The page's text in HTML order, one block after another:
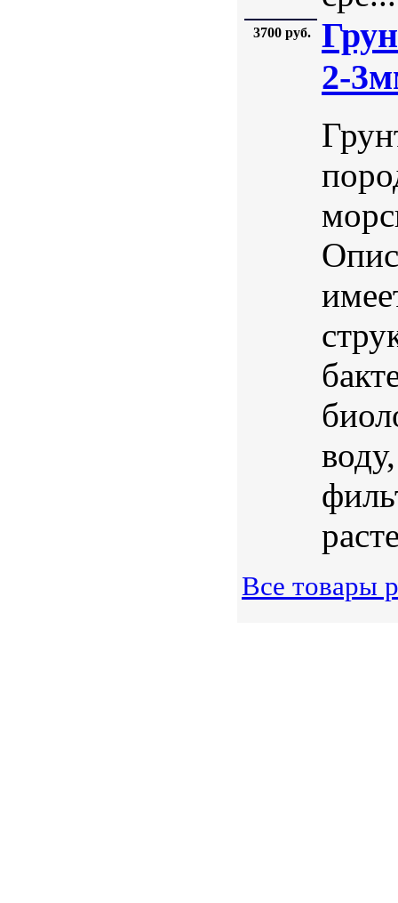
3700 руб.
2-
Все товары